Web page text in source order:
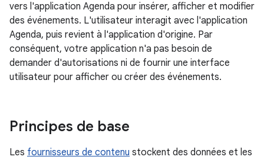
vers l'application Agenda pour insérer, afficher et modifier
des événements. L'utilisateur interagit avec l'application
Agenda, puis revient à l'application d'origine. Par
conséquent, votre application n'a pas besoin de
demander d'autorisations ni de fournir une interface
utilisateur pour afficher ou créer des événements.
Principes de base
Les fournisseurs de contenu stockent des données et les